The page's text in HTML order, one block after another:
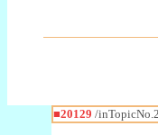
■20129 /